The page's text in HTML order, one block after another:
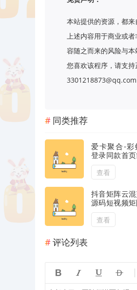
本站提供的资源，都
上述内容用于商业或
容随之而来的风险与
您喜欢该程序，请支
3301218873@qq.com
同类推荐
爱卡聚合-彩
登录同款首
板,免签API聚
系统
查看
抖音矩阵云
源码短视频
系统V2.3.0（
版）
查看
评论列表
   